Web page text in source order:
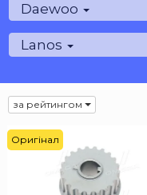
Daewoo
Lanos
за рейтингом
Оригінал